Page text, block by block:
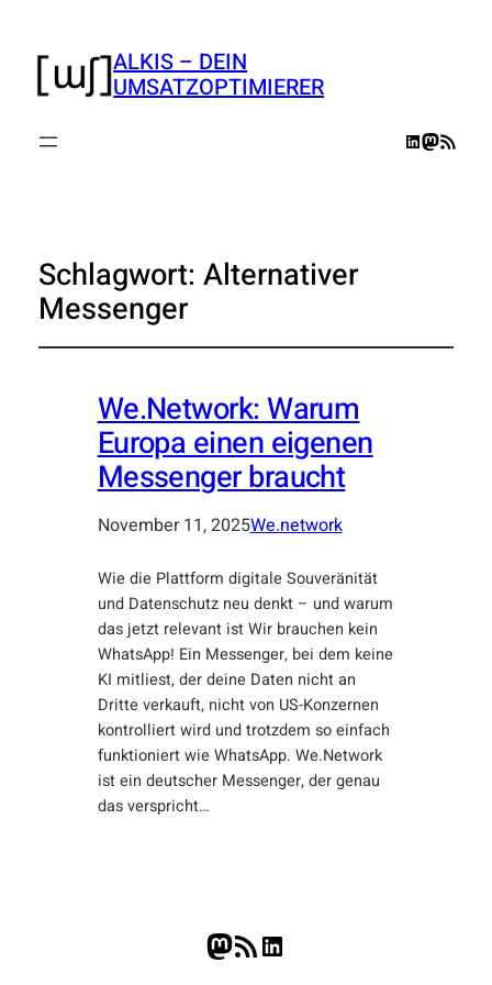
ALKIS – DEIN
UMSATZOPTIMIERER
LinkedIn
RSS-Feed
Schlagwort: Alternativer
Messenger
We.Network: Warum
Europa einen eigenen
Messenger braucht
November 11, 2025We.network
Wie die Plattform digitale Souveränität
und Datenschutz neu denkt – und warum
das jetzt relevant ist Wir brauchen kein
WhatsApp! Ein Messenger, bei dem keine
KI mitliest, der deine Daten nicht an
Dritte verkauft, nicht von US-Konzernen
kontrolliert wird und trotzdem so einfach
funktioniert wie WhatsApp. We.Network
ist ein deutscher Messenger, der genau
das verspricht…
Mastodon
RSS-FeedLinkedIn